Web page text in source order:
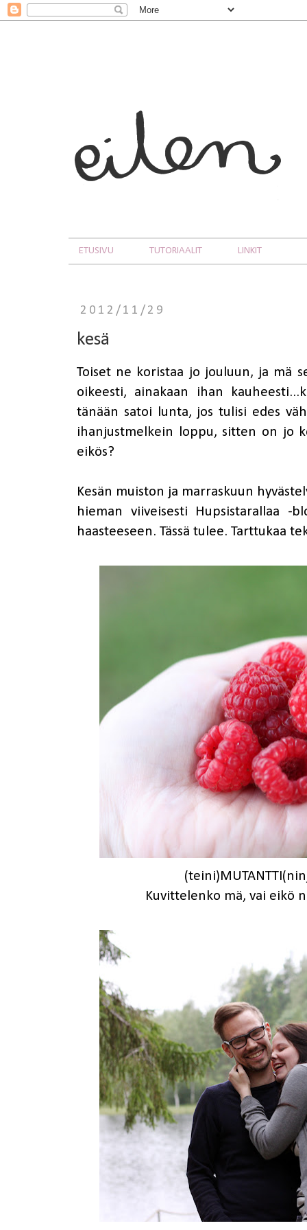
ETUSIVU TUTORIAALIT LINKIT
2012/11/29
kesä
Toiset ne koristaa jo jouluun, ja mä
oikeesti, ainakaan ihan
tänään satoi lunta, jos tulisi edes
ihanjustmelkein loppu, sitten on jo
eikös?
Kesän muiston ja marraskuun
hieman viiveisesti
Hupsistarallaa -
haasteeseen. Tässä tulee. Tarttukaa
Kuvittelenko mä, vai eikö